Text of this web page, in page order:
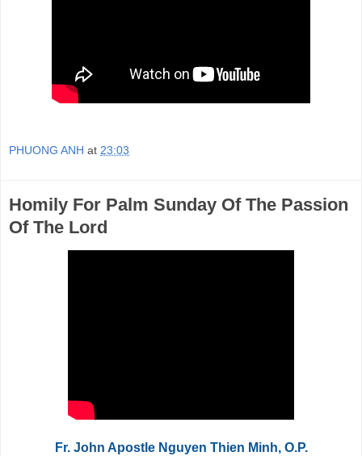
PHUONG ANH at 23:03
Homily For Palm Sunday Of The Passion
Of The Lord
Fr. John Apostle Nguyen Thien Minh, O.P.